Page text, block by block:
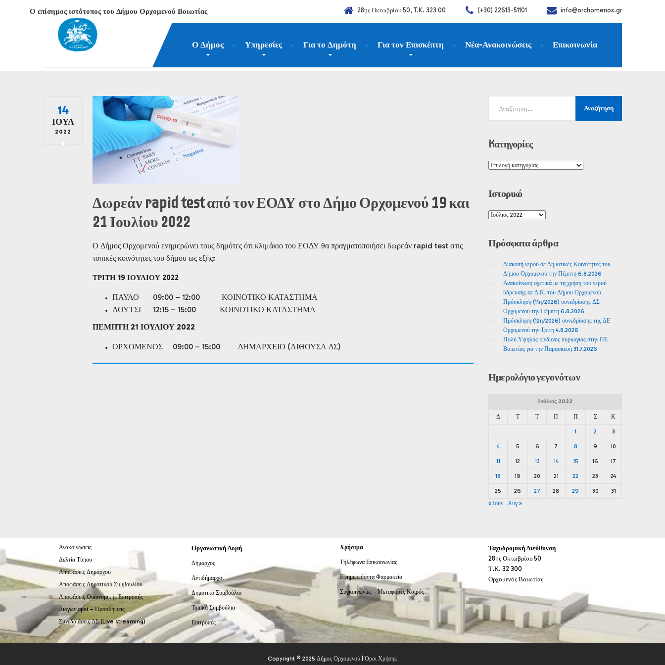
Ο επίσημος ιστότοπος του Δήμου Ορχομενού Βοιωτίας 28ης Οκτωβρίου 50, T.K. 323 00 (+30) 22613-51101 info@orchomenos.gr
Ο Δήμος Υπηρεσίες Για το Δημότη Για τον Επισκέπτη Νέα-Ανακοινώσεις Επικοινωνία
Νέα-Επικαιρότητα Ιούλιος
14
ΙΟΎΛ
2022
Δωρεάν rapid test από τον ΕΟΔΥ στο Δήμο Ορχομενού 19 και
21 Ιουλίου 2022
Ο Δήμος Ορχομενού ενημερώνει τους δημότες ότι κλιμάκιο του ΕΟΔΥ θα πραγματοποιήσει δωρεάν rapid test στις
τοπικές κοινότητες του δήμου ως εξής:
ΤΡΙΤΗ 19 ΙΟΥΛΙΟΥ 2022
ΠΑΥΛΟ 09:00 – 12:00 ΚΟΙΝΟΤΙΚΟ ΚΑΤΑΣΤΗΜΑ
ΛΟΥΤΣΙ 12:15 – 15:00 ΚΟΙΝΟΤΙΚΟ ΚΑΤΑΣΤΗΜΑ
ΠΕΜΠΤΗ 21 ΙΟΥΛΙΟΥ 2022
ΟΡΧΟΜΕΝΟΣ 09:00 – 15:00 ΔΗΜΑΡΧΕΙΟ (ΑΙΘΟΥΣΑ ΔΣ)
Kατηγορίες
Ιστορικό
Πρόσφαταάρθρα
Διακοπή νερού σε Δημοτικές Κοινότητες του
Δήμου Ορχομενού την Πέμπτη 6.8.2026
Ανακοίνωση σχετικά με τη χρήση του νερού
ύδρευσης σε Δ.Κ. του Δήμου Ορχομενού
Πρόσκληση (11η/2026) συνεδρίασης ΔΣ
Ορχομενού την Πέμπτη 6.8.2026
Πρόσκληση (12η/2026) συνεδρίασης της ΔΕ
Ορχομενού την Τρίτη 4.8.2026
Πολύ Υψηλός κίνδυνος πυρκαγιάς στην ΠΕ
Βοιωτίας για την Παρασκευή 31.7.2026
Ημερολόγιογεγονότων
Ιούλιος 2022
Δ Τ Τ Π Π Σ Κ
1 2 3
4 5 6 7 8 9 10
11 12 13 14 15 16 17
18 19 20 21 22 23 24
25 26 27 28 29 30
31
« Ιούν
Αυγ »
Ανακοινώσεις
Δελτία Τύπου
Αποφάσεις Δημάρχου
Αποφάσεις Δημοτικού Συμβουλίου
Αποφάσεις Οικονομικής Επιτροπής
Διαγωνισμοί – Προσλήψεις
Συνεδριάσεις ΔΣ (Live streaming)
Οργανωτική Δομή
Δήμαρχος
Αντιδήμαρχοι
Δημοτικό Συμβούλιο
Τοπικά Συμβούλια
Επιτροπές
Χρήσιμα
Τηλέφωνα Επικοινωνίας
Εφημερεύοντα Φαρμακεία
Συγκοινωνίες - Μεταφορές Καιρός
Ταχυδρομική Διεύθυνση
28ης Οκτωβρίου 50
Τ.Κ. 32 300
Ορχομενός Βοιωτίας
Copyright © 2025Δήμος Ορχομενού |Όροι Χρήσης